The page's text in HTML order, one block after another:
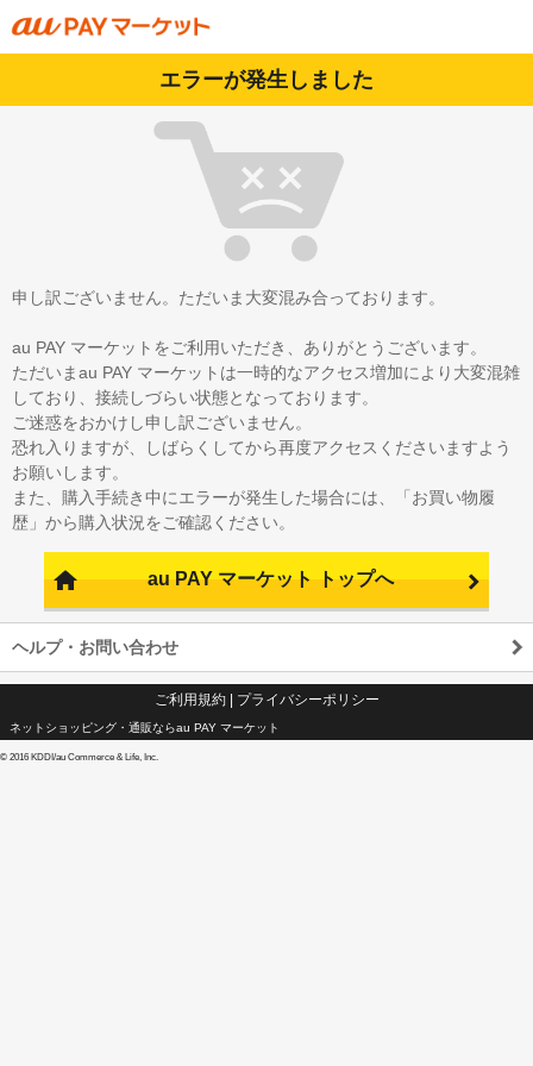
エラーが発生しました
申し訳ございません。ただいま大変混み合っております。
au PAY マーケットをご利用いただき、ありがとうございます。
ただいまau PAY マーケットは一時的なアクセス増加により大変混雑
しており、接続しづらい状態となっております。
ご迷惑をおかけし申し訳ございません。
恐れ入りますが、しばらくしてから再度アクセスくださいますよう
お願いします。
また、購入手続き中にエラーが発生した場合には、「お買い物履
歴」から購入状況をご確認ください。
au PAY マーケット トップへ
ヘルプ・お問い合わせ
ご利用規約| プライバシーポリシー
ネットショッピング・通販ならau PAY マーケット
© 2016 KDDI/au Commerce & Life, Inc.